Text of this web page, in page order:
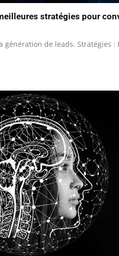
stratégies pour
génération de leads. Stratégies :